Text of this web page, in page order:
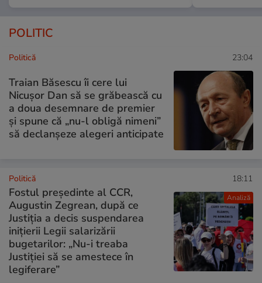
POLITIC
Politică 23:04
Traian Băsescu îi cere lui
Nicușor Dan să se grăbească cu
a doua desemnare de premier
și spune că „nu-l obligă nimeni”
să declanșeze alegeri anticipate
Analiză
Politică 18:11
Fostul președinte al CCR,
Augustin Zegrean, după ce
Justiția a decis suspendarea
inițierii Legii salarizării
bugetarilor: „Nu-i treaba
Justiției să se amestece în
legiferare”